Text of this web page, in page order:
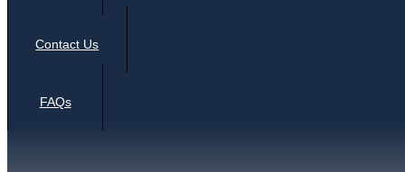
Contact Us
FAQs